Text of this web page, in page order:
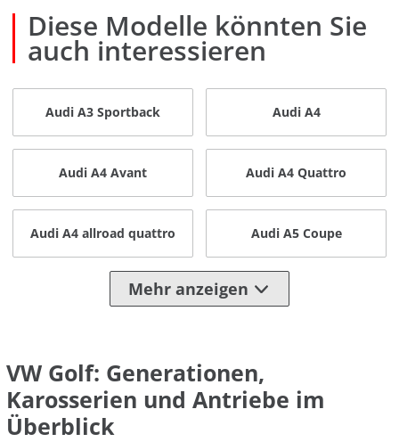
Diese Modelle könnten Sie
auch interessieren
Audi A3 Sportback Audi A4
Audi A4 Avant Audi A4 Quattro
Audi A4 allroad quattro Audi A5 Coupe
Mehr anzeigen
VW Golf: Generationen,
Karosserien und Antriebe im
Überblick